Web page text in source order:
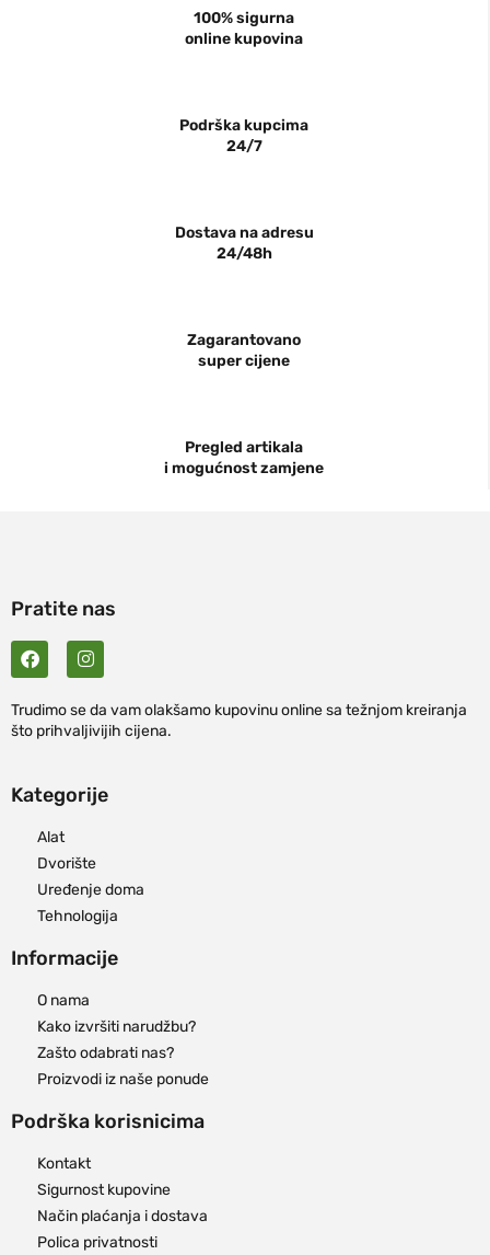
100% sigurna
online kupovina
Podrška kupcima
24/7
Dostava na adresu
24/48h
Zagarantovano
super cijene
Pregled artikala
i mogućnost zamjene
Pratite nas
Trudimo se da vam olakšamo kupovinu online sa težnjom kreiranja
što prihvaljivijih cijena.
Kategorije
Alat
Dvorište
Uređenje doma
Tehnologija
Informacije
O nama
Kako izvršiti narudžbu?
Zašto odabrati nas?
Proizvodi iz naše ponude
Podrška korisnicima
Kontakt
Sigurnost kupovine
Način plaćanja i dostava
Polica privatnosti